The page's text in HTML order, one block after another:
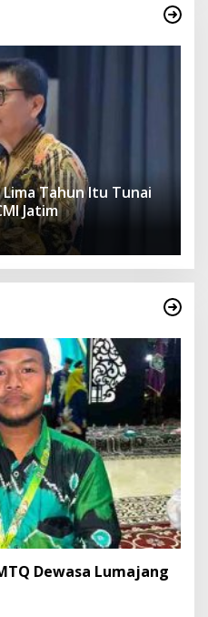
Tahun Itu Tunai
Jatim
Dewasa Lumajang